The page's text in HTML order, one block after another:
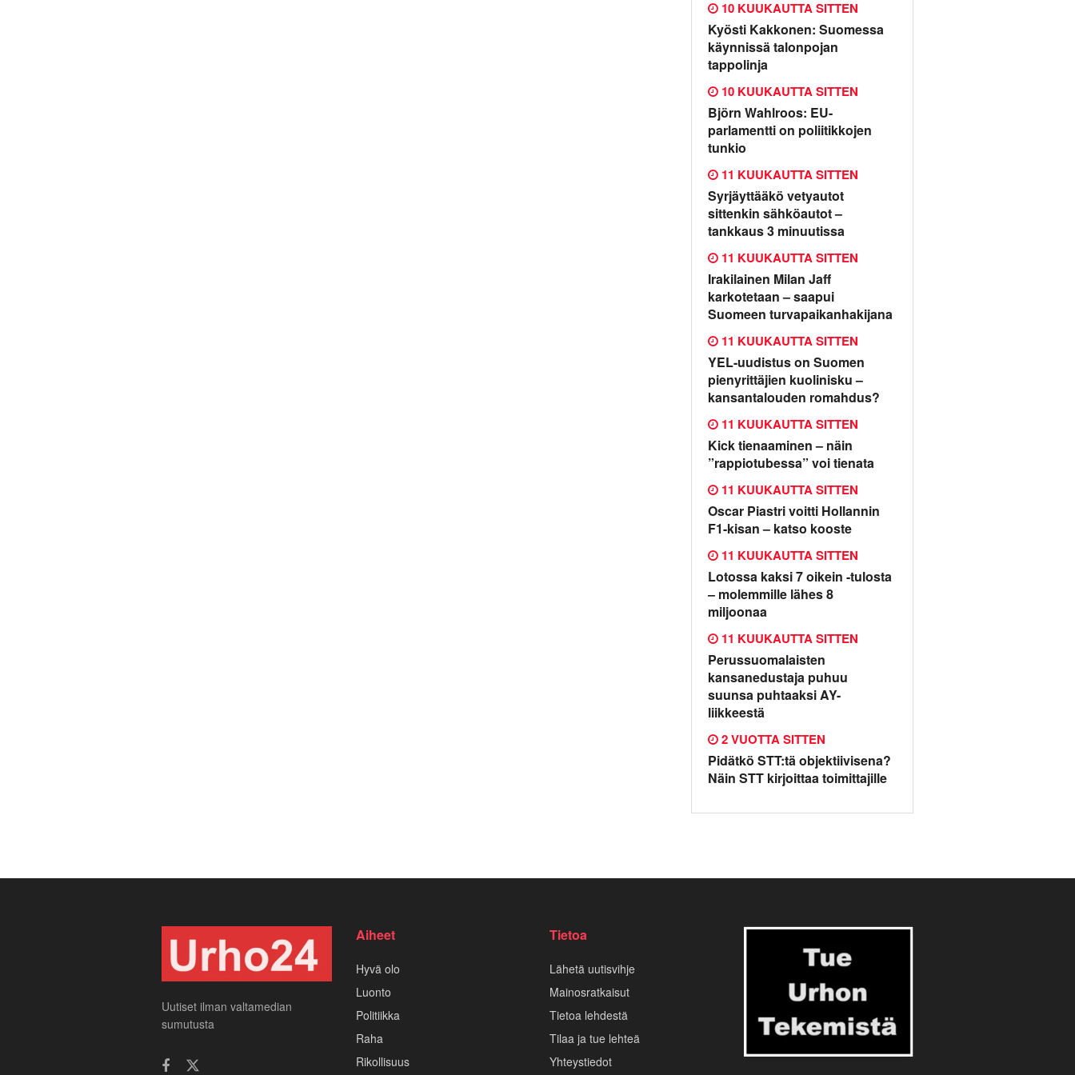
Kyösti Kakkonen: Suomessa
käynnissä talonpojan
tappolinja
10 KUUKAUTTA SITTEN
Björn Wahlroos: EU-
parlamentti on poliitikkojen
tunkio
10 KUUKAUTTA SITTEN
Syrjäyttääkö vetyautot
sittenkin sähköautot –
tankkaus 3 minuutissa
11 KUUKAUTTA SITTEN
Irakilainen Milan Jaff
karkotetaan – saapui
Suomeen turvapaikanhakijana
11 KUUKAUTTA SITTEN
YEL-uudistus on Suomen
pienyrittäjien kuolinisku –
kansantalouden romahdus?
11 KUUKAUTTA SITTEN
Kick tienaaminen – näin
”rappiotubessa” voi tienata
11 KUUKAUTTA SITTEN
Oscar Piastri voitti Hollannin
F1-kisan – katso kooste
11 KUUKAUTTA SITTEN
Lotossa kaksi 7 oikein -tulosta
– molemmille lähes 8
miljoonaa
11 KUUKAUTTA SITTEN
Perussuomalaisten
kansanedustaja puhuu
suunsa puhtaaksi AY-
liikkeestä
11 KUUKAUTTA SITTEN
Pidätkö STT:tä objektiivisena?
Näin STT kirjoittaa toimittajille
2 VUOTTA SITTEN
Uutiset ilman valtamedian
sumutusta
Aiheet
Hyvä olo
Luonto
Politiikka
Raha
Rikollisuus
Tietoa
Lähetä uutisvihje
Mainosratkaisut
Tietoa lehdestä
Tilaa ja tue lehteä
Yhteystiedot